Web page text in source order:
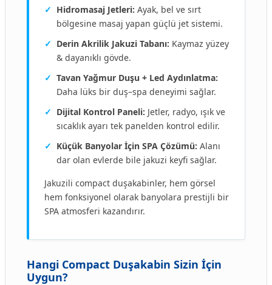
✓ Hidromasaj Jetleri: Ayak, bel ve sırt
bölgesine masaj yapan güçlü jet sistemi.
✓ Derin Akrilik Jakuzi Tabanı: Kaymaz yüzey
& dayanıklı gövde.
✓ Tavan Yağmur Duşu + Led Aydınlatma:
Daha lüks bir duş–spa deneyimi sağlar.
✓ Dijital Kontrol Paneli: Jetler, radyo, ışık ve
sıcaklık ayarı tek panelden kontrol edilir.
✓ Küçük Banyolar İçin SPA Çözümü: Alanı
dar olan evlerde bile jakuzi keyfi sağlar.
Jakuzili compact duşakabinler, hem görsel
hem fonksiyonel olarak banyolara prestijli bir
SPA atmosferi kazandırır.
Hangi Compact Duşakabin Sizin İçin
Uygun?